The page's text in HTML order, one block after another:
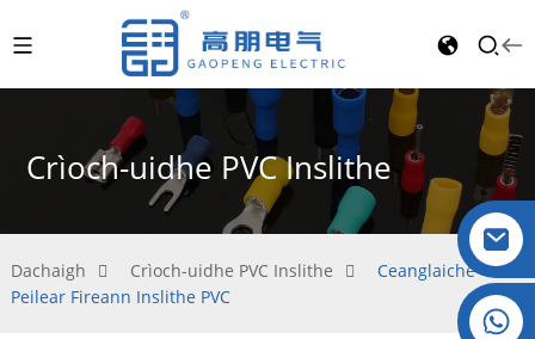
Crìoch-uidhe PVC Inslithe
Dachaigh Crìoch-uidhe PVC Inslithe
Ceanglaiche
Peilear Fireann Inslithe PVC